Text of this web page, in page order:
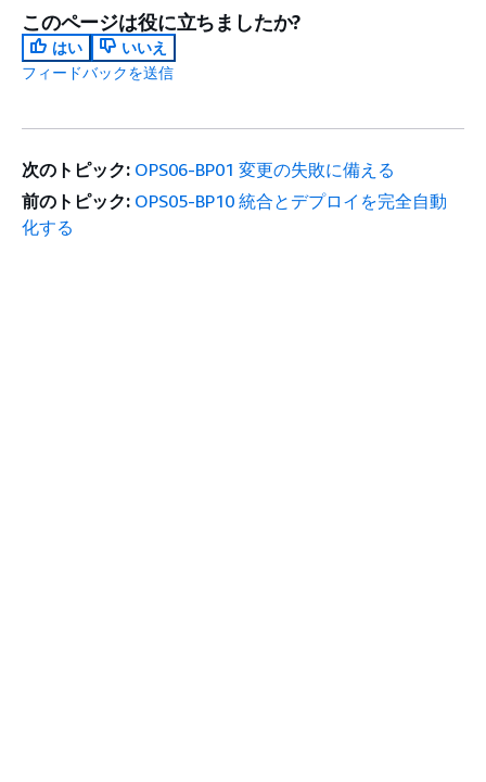
このページは役に立ちましたか?
はい
いいえ
フィードバックを送信
次のトピック: OPS06-BP01 変更の失敗に備える
前のトピック: OPS05-BP10 統合とデプロイを完全自動
化する